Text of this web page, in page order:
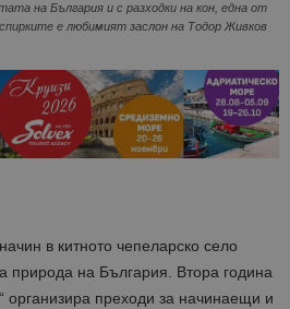
на България и с разходки на кон, една от
спирките е любимият заслон на Тодор Живков
в китното чепеларско село
природа на България. Втора година
организира преходи за начинаещи и